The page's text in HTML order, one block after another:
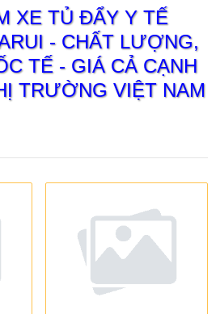
XE TỦ ĐẨY Y TẾ
- CHẤT LƯỢNG,
TẾ - GIÁ CẢ CẠNH
TRƯỜNG VIỆT NAM